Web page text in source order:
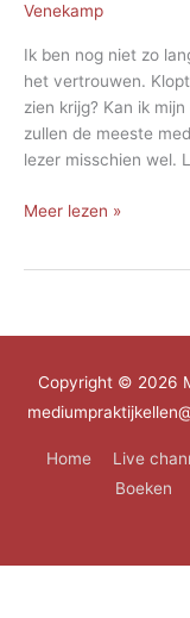
Venekamp
Ik ben nog niet zo
het vertrouwen.
zien krijg? Kan ik
zullen de meeste
lezer misschien wel.
Vertrouwen
Meer lezen »
Copyright © 2026
Home Live
Boeken